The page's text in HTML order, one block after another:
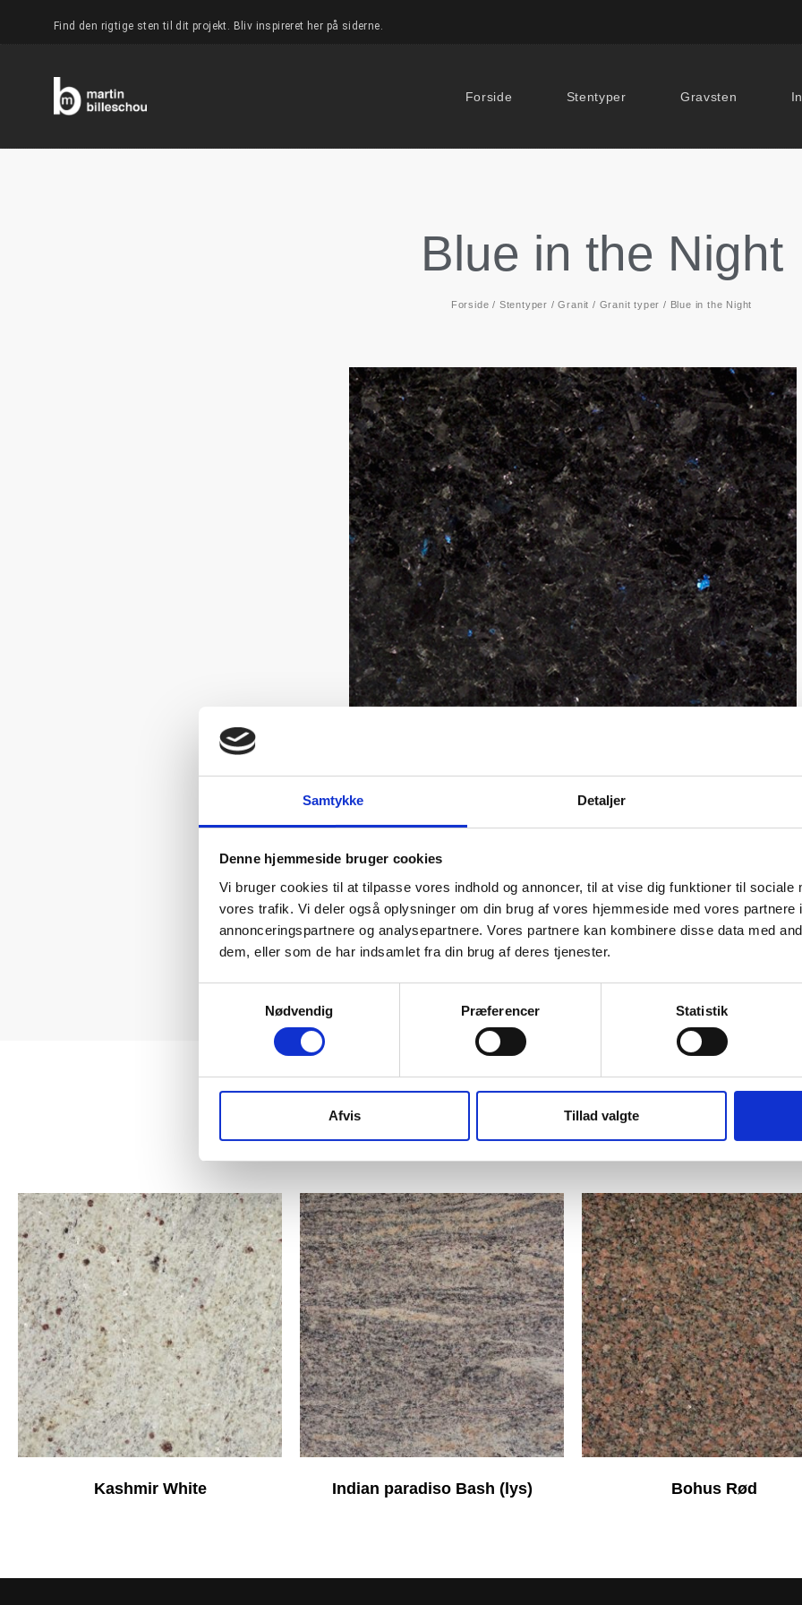
Samtykke Detaljer
Denne hjemmeside bruger cookies
Vi bruger cookies til at tilpasse vores indhold og annoncer, til at vise dig funktioner til sociale
vores trafik. Vi deler også oplysninger om din brug af vores hjemmeside med vores partnere
annonceringspartnere og analysepartnere. Vores partnere kan kombinere disse data med
dem, eller som de har indsamlet fra din brug af deres tjenester.
Nødvendig
Præferencer Statistik
Afvis Tillad valgte
Find den rigtige sten til dit projekt. Bliv inspireret her på siderne.
Forside Stentyper Gravsten
Blue in the Night
Forside / Stentyper /Granit / Granit typer / Blue in the Night
Overflade: Poleret
Anvendelse: Bordplader, vinduesplader.
Oprindelsesland: Angola
Type:
Relaterede Varer
Kashmir White Indian paradiso Bash (lys) Bohus Rød